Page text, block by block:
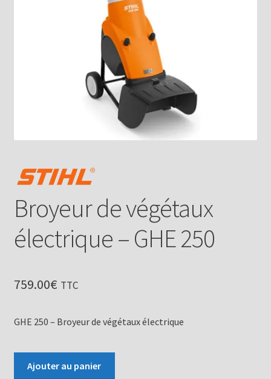
Broyeur de végétaux
électrique – GHE 250
759.00€ TTC
GHE 250 – Broyeur de végétaux électrique
Ajouter au panier